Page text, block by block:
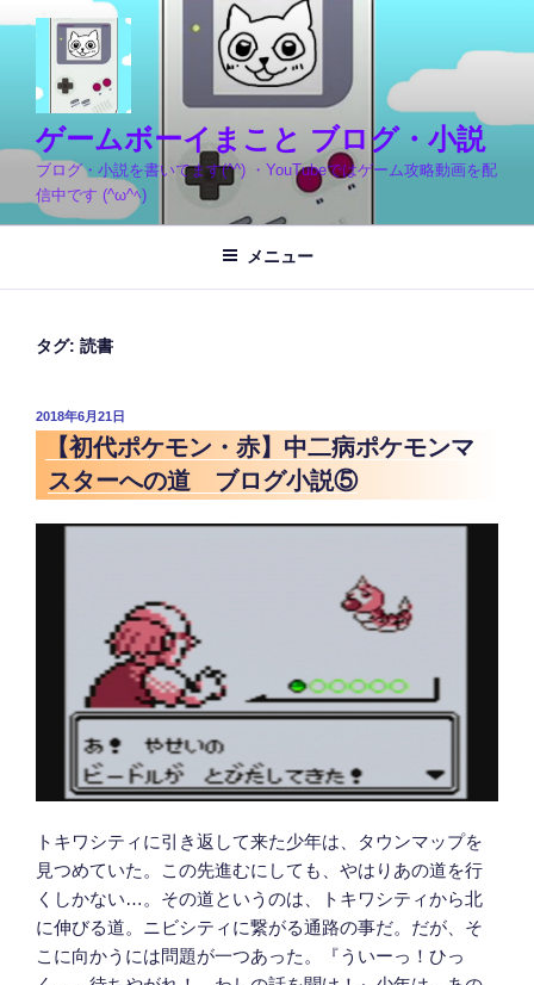
へ
ゲームボーイまこと ブログ・小説
ブログ・小説を書いてます(^^) ・YouTubeではゲーム攻略動画を配
信中です (^ω^ﾍ)
メニュー
タグ: 読書
投
日:
2018年6月21日
【初代ポケモン・赤】中二病ポケモンマ
スターへの道 ブログ小説⑤
トキワシティに引き返して来た少年は、タウンマップを
見つめていた。この先進むにしても、やはりあの道を行
くしかない…。その道というのは、トキワシティから北
に伸びる道。ニビシティに繋がる通路の事だ。だが、そ
こに向かうには問題が一つあった。『ういーっ！ひっ